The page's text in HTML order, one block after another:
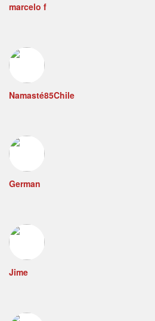
marcelo f
Namasté85Chile
German
Jime